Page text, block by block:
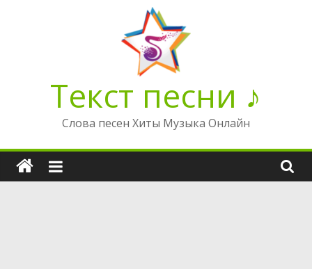
Текст песни ♪
Слова песен Хиты Музыка Онлайн